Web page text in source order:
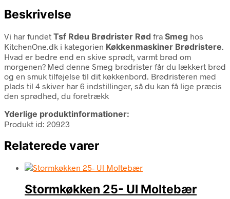
Beskrivelse
Vi har fundet Tsf Rdeu Brødrister Rød fra Smeg hos
KitchenOne.dk i kategorien Køkkenmaskiner Brødristere.
Hvad er bedre end en skive sprødt, varmt brød om
morgenen? Med denne Smeg brødrister får du lækkert brød
og en smuk tilføjelse til dit køkkenbord. Brødristeren med
plads til 4 skiver har 6 indstillinger, så du kan få lige præcis
den sprødhed, du foretrækk
Yderlige produktinformationer:
Produkt id: 20923
Relaterede varer
Stormkøkken 25- Ul Moltebær